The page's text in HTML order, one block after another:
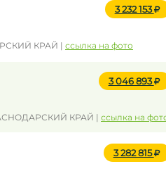
3 232 153
КРАЙ | ссылка на фото
3 046 893
КРАЙ | ссылка на
3 282 815